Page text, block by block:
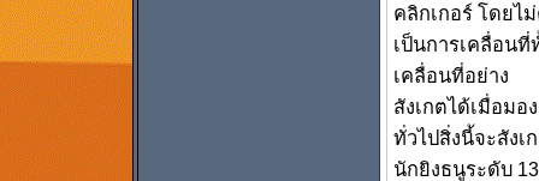
คลิกเกอร์ โดยไ
เป็นการเคลื่อน
เคลื่อนที่อย่าง
สังเกตได้เมื่อมอ
ทั่วไปสิ่งนี้จะสังเ
นักยิงธนูระดับ